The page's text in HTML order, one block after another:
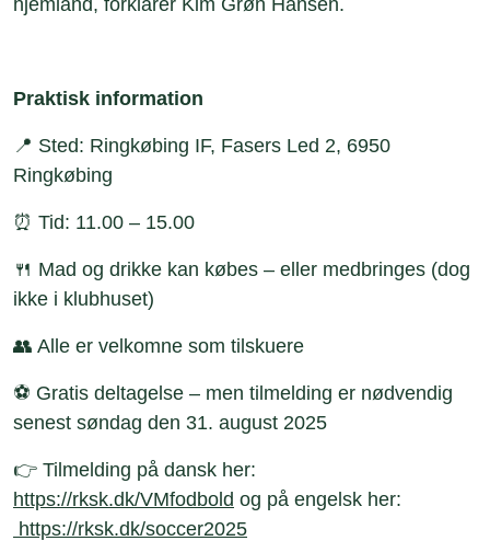
Praktisk information
📍 Sted: Ringkøbing IF, Fasers Led 2, 6950
Ringkøbing
⏰ Tid: 11.00 – 15.00
🍴 Mad og drikke kan købes – eller medbringes (dog
ikke i klubhuset)
👥 Alle er velkomne som tilskuere
⚽ Gratis deltagelse – men tilmelding er nødvendig
senest søndag den 31. august 2025
👉 Tilmelding på dansk her:
https://rksk.dk/VMfodbold og på engelsk her:
https://rksk.dk/soccer2025